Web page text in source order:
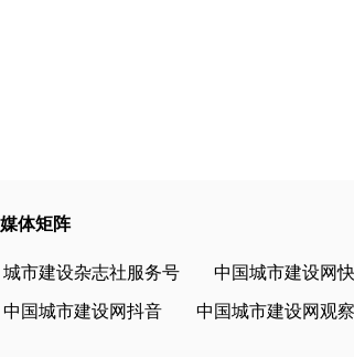
媒体矩阵
城市建设杂志社服务号 中国城市建设网
中国城市建设网抖音 中国城市建设网观